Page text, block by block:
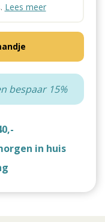
Lees meer
bespaar 15%
in huis